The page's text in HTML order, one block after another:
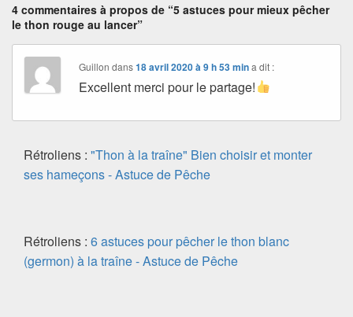
4 commentaires à propos de “5 astuces pour mieux pêcher
le thon rouge au lancer”
Guillon dans18 avril 2020 à 9 h 53 min a dit :
Excellent merci pour le partage!
Rétroliens : "Thon à la traîne" Bien choisir et monter
ses hameçons - Astuce de Pêche
Rétroliens : 6 astuces pour pêcher le thon blanc
(germon) à la traîne - Astuce de Pêche